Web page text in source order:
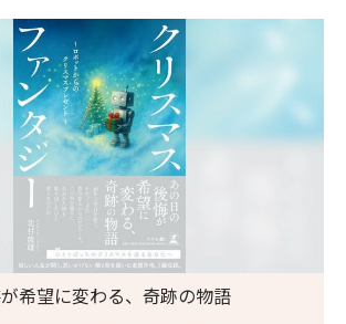
希望に変わる、奇跡の物語